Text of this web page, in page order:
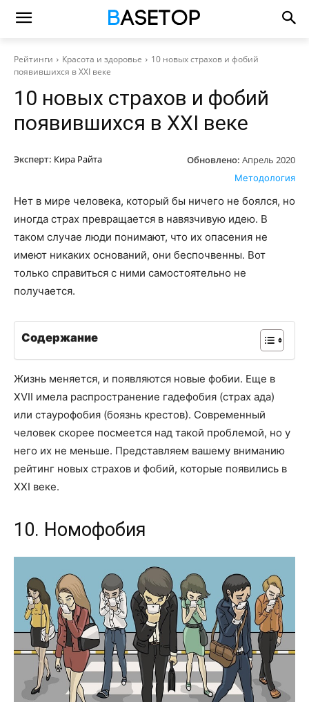
Рейтинги Красота и здоровье
10 новых страхов и фобий
появившихся в XXI веке
10 новых страхов и фобий
появившихся в XXI веке
Эксперт: Кира Райта Обновлено: Апрель 2020
Методология
Нет в мире человека, который бы ничего не боялся, но
иногда страх превращается в навязчивую идею. В
таком случае люди понимают, что их опасения не
имеют никаких оснований, они беспочвенны. Вот
только справиться с ними самостоятельно не
получается.
Содержание
Жизнь меняется, и появляются новые фобии. Еще в
XVII имела распространение гадефобия (страх ада)
или стаурофобия (боязнь крестов). Современный
человек скорее посмеется над такой проблемой, но у
него их не меньше. Представляем вашему вниманию
рейтинг новых страхов и фобий, которые появились в
XXI веке.
10. Номофобия